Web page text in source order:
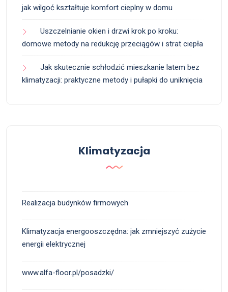
jak wilgoć kształtuje komfort cieplny w domu
Uszczelnianie okien i drzwi krok po kroku:
domowe metody na redukcję przeciągów i strat ciepła
Jak skutecznie schłodzić mieszkanie latem bez
klimatyzacji: praktyczne metody i pułapki do uniknięcia
Klimatyzacja
Realizacja budynków firmowych
Klimatyzacja energooszczędna: jak zmniejszyć zużycie
energii elektrycznej
www.alfa-floor.pl/posadzki/